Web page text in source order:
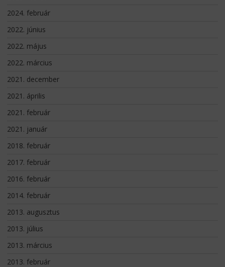
2024. február
2022. június
2022. május
2022. március
2021. december
2021. április
2021. február
2021. január
2018. február
2017. február
2016. február
2014. február
2013. augusztus
2013. július
2013. március
2013. február